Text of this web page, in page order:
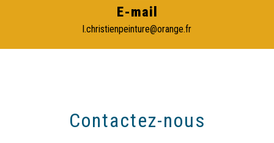
E-mail
l.christienpeinture@orange.fr
Contactez-nous